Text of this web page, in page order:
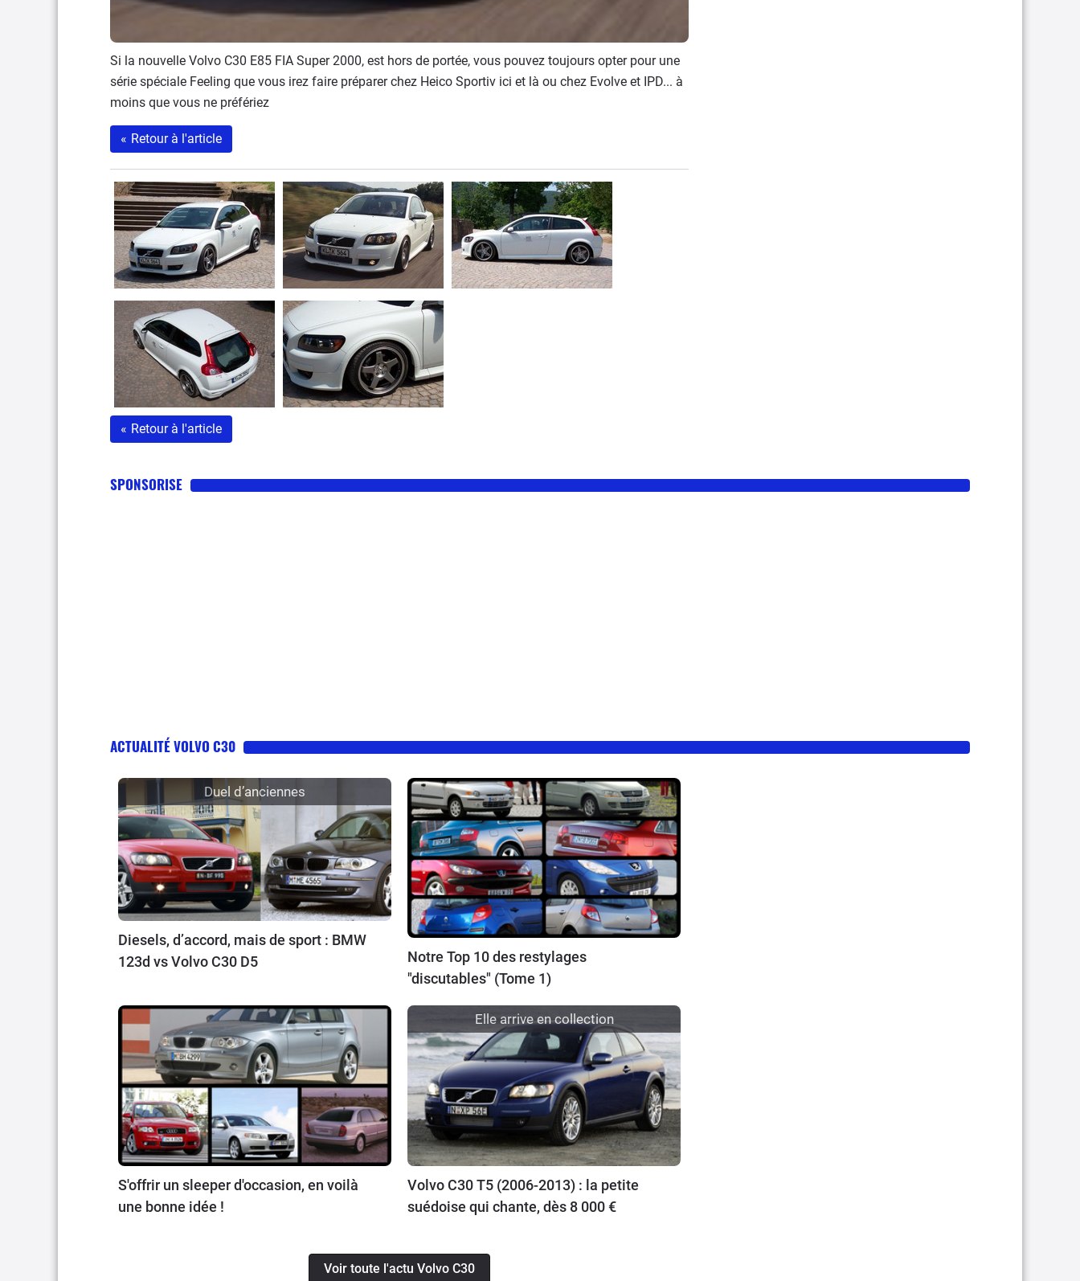
Si la nouvelle Volvo C30 E85 FIA Super 2000, est hors de portée, vous pouvez toujours opter pour une
série spéciale Feeling que vous irez faire préparer chez Heico Sportiv ici et là ou chez Evolve et IPD... à
moins que vous ne préfériez
« Retour à l'article
« Retour à l'article
SPONSORISE
ACTUALITÉ VOLVO C30
Duel d’anciennes
Diesels, d’accord, mais de sport : BMW
123d vs Volvo C30 D5
Notre Top 10 des restylages
"discutables" (Tome 1)
S'offrir un sleeper d'occasion, en voilà
une bonne idée !
Elle arrive en collection
Volvo C30 T5 (2006-2013) : la petite
suédoise qui chante, dès 8 000 €
Voir toute l'actu Volvo C30